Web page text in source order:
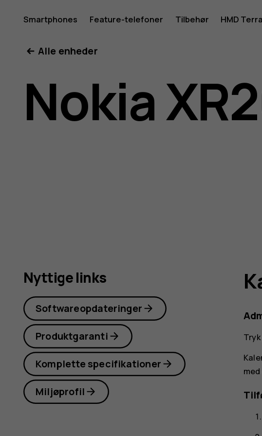
til
Nokia
Smartphones Feature-telefoner Tilbehør HMD
Alle enheder
Nokia
Tryk
Nyttige links
Softwareopdateringer
Produktgaranti
Komplette specifikationer
Miljøprofil